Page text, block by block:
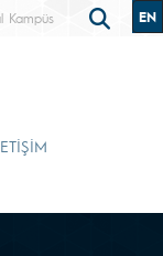
Kampüs EN